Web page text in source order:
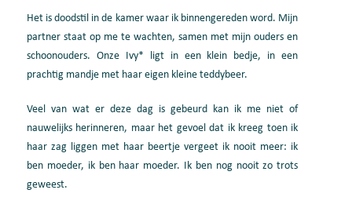
Het is doodstil in de kamer waar ik binnengereden word. Mijn
partner staat op me te wachten, samen met mijn ouders en
schoonouders. Onze Ivy* ligt in een klein bedje, in een
prachtig mandje met haar eigen kleine teddybeer.
Veel van wat er deze dag is gebeurd kan ik me niet of
nauwelijks herinneren, maar het gevoel dat ik kreeg toen ik
haar zag liggen met haar beertje vergeet ik nooit meer: ik
ben moeder, ik ben haar moeder. Ik ben nog nooit zo trots
geweest.